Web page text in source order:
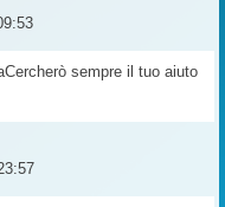
sempre il tuo aiuto